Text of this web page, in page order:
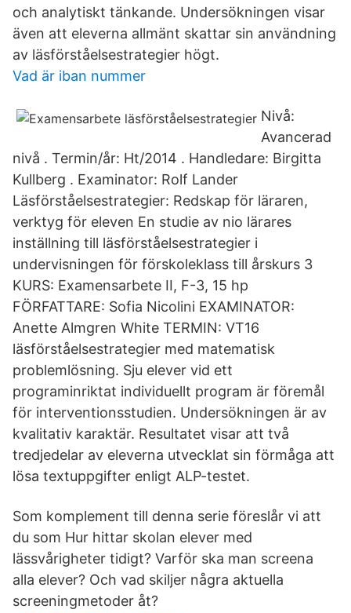
och analytiskt tänkande. Undersökningen visar
även att eleverna allmänt skattar sin användning
av läsförståelsestrategier högt.
Vad är iban nummer
Nivå:
Avancerad
nivå . Termin/år: Ht/2014 . Handledare: Birgitta
Kullberg . Examinator: Rolf Lander
Läsförståelsestrategier: Redskap för läraren,
verktyg för eleven En studie av nio lärares
inställning till läsförståelsestrategier i
undervisningen för förskoleklass till årskurs 3
KURS: Examensarbete II, F-3, 15 hp
FÖRFATTARE: Sofia Nicolini EXAMINATOR:
Anette Almgren White TERMIN: VT16
läsförståelsestrategier med matematisk
problemlösning. Sju elever vid ett
programinriktat individuellt program är föremål
för interventionsstudien. Undersökningen är av
kvalitativ karaktär. Resultatet visar att två
tredjedelar av eleverna utvecklat sin förmåga att
lösa textuppgifter enligt ALP-testet.
Som komplement till denna serie föreslår vi att
du som Hur hittar skolan elever med
lässvårigheter tidigt? Varför ska man screena
alla elever? Och vad skiljer några aktuella
screeningmetoder åt?